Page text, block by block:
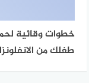
خطوات وقائية
طفلك من الانفلونزا